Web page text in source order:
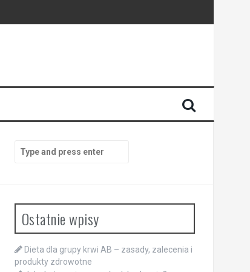
Search
for:
Ostatnie wpisy
Dieta dla grupy krwi AB – zasady, zalecenia i
produkty zdrowotne